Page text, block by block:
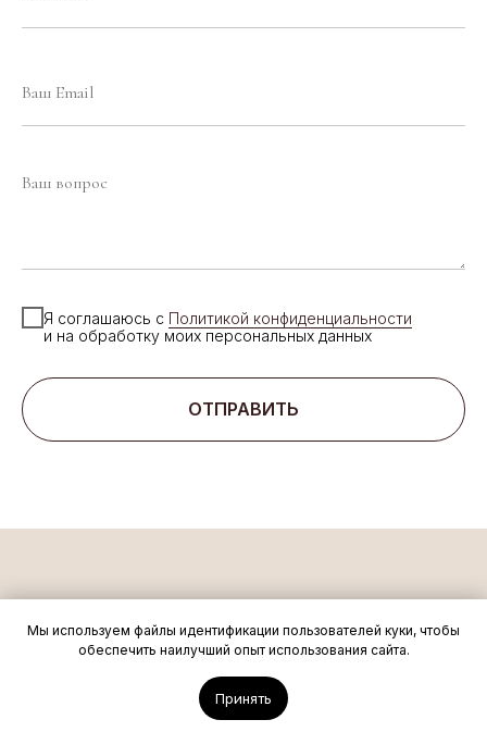
Я соглашаюсь с Политикой конфиденциальности
и на обработку моих персональных данных
ОТПРАВИТЬ
Вячеславовна
конфиденциальности
Мы используем файлы идентификации пользователей куки, чтобы
обеспечить наилучший опыт использования сайта.
Принять